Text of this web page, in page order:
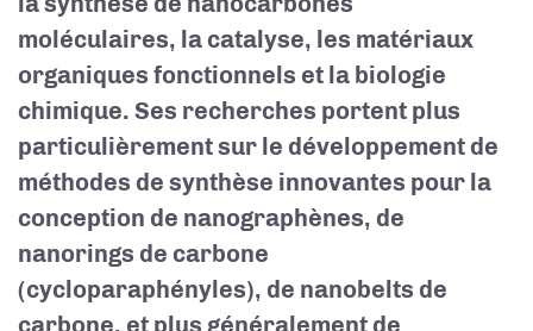
moléculaires, la catalyse, les matériaux
organiques fonctionnels et la biologie
chimique. Ses recherches portent plus
particulièrement sur le développement de
méthodes de synthèse innovantes pour la
conception de nanographènes, de
nanorings de carbone
(cycloparaphényles), de nanobelts de
carbone, et plus généralement de